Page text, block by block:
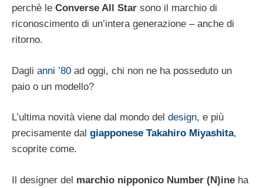
perchè le Converse All Star sono il marchio di
riconoscimento di un’intera generazione – anche di
ritorno.
Dagli anni ’80 ad oggi, chi non ne ha posseduto un
paio o un modello?
L’ultima novità viene dal mondo del design, e più
precisamente dal giapponese Takahiro Miyashita,
scoprite come.
Il designer del marchio nipponico Number (N)ine ha